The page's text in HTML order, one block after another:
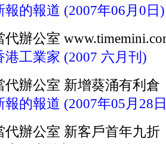
報的報道 (2007年06月0日)
代辦公室
港工業家 (2007 六月刊)
代辦公室 新增葵涌有利倉
報的報道 (2007年05月28
代辦公室 新客戶首年九折